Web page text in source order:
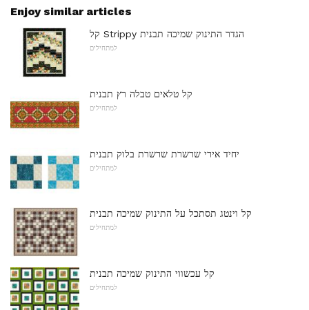
Enjoy similar articles
קל Strippy הגדר התינוק שמיכה תבנית
למתחילים
קל טלאים טבלה רץ תבנית
למתחילים
יחיד אירי שרשרת שרשרת בלוק תבנית
למתחילים
קל וינטג תסתכל על התינוק שמיכה תבנית
למתחילים
קל עכשווי התינוק שמיכה תבנית
למתחילים